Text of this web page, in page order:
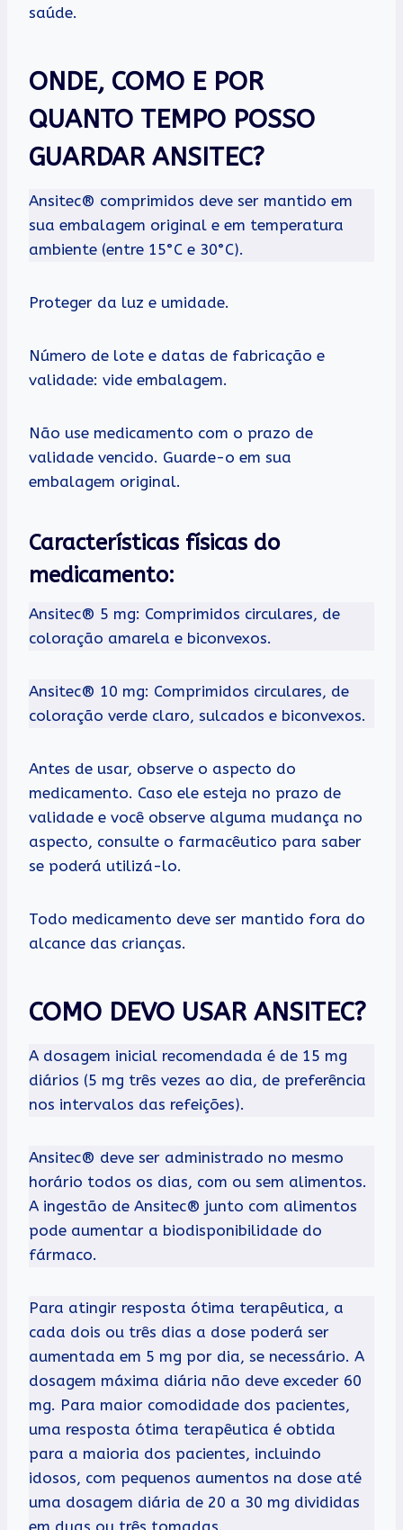
saúde.
ONDE, COMO E POR
QUANTO TEMPO POSSO
GUARDAR ANSITEC?
Ansitec® comprimidos deve ser mantido em
sua embalagem original e em temperatura
ambiente (entre 15°C e 30°C).
Proteger da luz e umidade.
Número de lote e datas de fabricação e
validade: vide embalagem.
Não use medicamento com o prazo de
validade vencido. Guarde-o em sua
embalagem original.
Características físicas do
medicamento:
Ansitec® 5 mg: Comprimidos circulares, de
coloração amarela e biconvexos.
Ansitec® 10 mg: Comprimidos circulares, de
coloração verde claro, sulcados e biconvexos.
Antes de usar, observe o aspecto do
medicamento. Caso ele esteja no prazo de
validade e você observe alguma mudança no
aspecto, consulte o farmacêutico para saber
se poderá utilizá-lo.
Todo medicamento deve ser mantido fora do
alcance das crianças.
COMO DEVO USAR ANSITEC?
A dosagem inicial recomendada é de 15 mg
diários (5 mg três vezes ao dia, de preferência
nos intervalos das refeições).
Ansitec® deve ser administrado no mesmo
horário todos os dias, com ou sem alimentos.
A ingestão de Ansitec® junto com alimentos
pode aumentar a biodisponibilidade do
fármaco.
Para atingir resposta ótima terapêutica, a
cada dois ou três dias a dose poderá ser
aumentada em 5 mg por dia, se necessário. A
dosagem máxima diária não deve exceder 60
mg. Para maior comodidade dos pacientes,
uma resposta ótima terapêutica é obtida
para a maioria dos pacientes, incluindo
idosos, com pequenos aumentos na dose até
uma dosagem diária de 20 a 30 mg divididas
em duas ou três tomadas.